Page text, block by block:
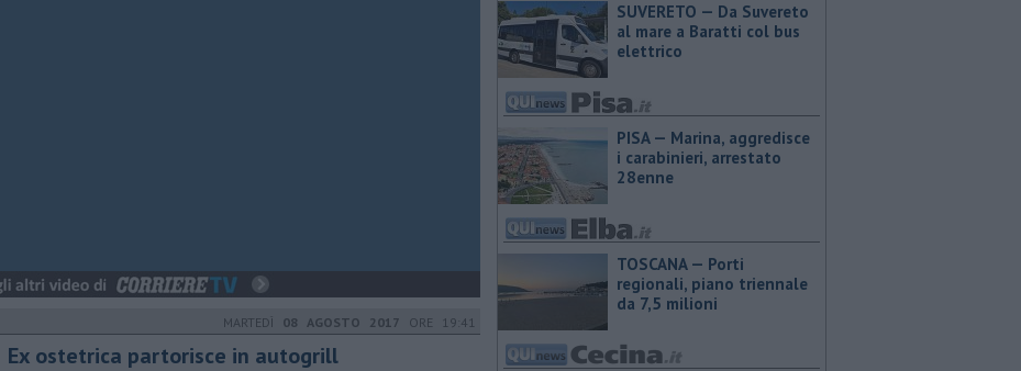
MARTEDÌ 08 AGOSTO 2017 ORE 19:41
Ex ostetrica partorisce in autogrill
SUVERETO — Da Suvereto
al mare a Baratti col bus
elettrico
PISA — Marina, aggredisce
i carabinieri, arrestato
28enne
TOSCANA — Porti
regionali, piano triennale
da 7,5 milioni